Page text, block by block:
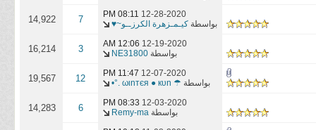
12-28-2020
08:11 PM
بواسطة كيـمـزهرة الكرزــو~♥ 7
14,922
12-19-2020
12:06 AM
بواسطة NE31800
3
16,214
12-07-2020
11:47 PM
بواسطة ☂ ωιnтєя ● кυn .°•
12
19,567
12-03-2020
08:33 PM
بواسطة Remy-ma
6
14,283